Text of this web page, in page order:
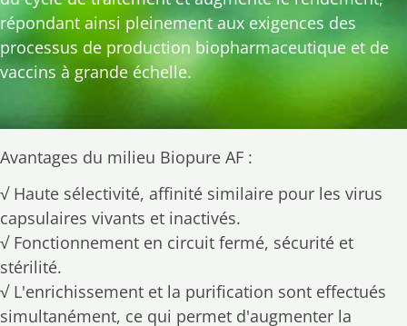
répondant ainsi pleinement aux exigences des
processus de production biopharmaceutique et de
vaccins à grande échelle.
Avantages du milieu Biopure AF :
√ Haute sélectivité, affinité similaire pour les virus
capsulaires vivants et inactivés.
√ Fonctionnement en circuit fermé, sécurité et
stérilité.
√ L'enrichissement et la purification sont effectués
simultanément, ce qui permet d'augmenter la